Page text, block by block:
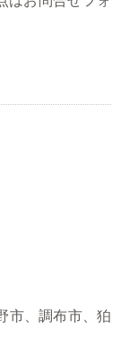
市、調布市、狛